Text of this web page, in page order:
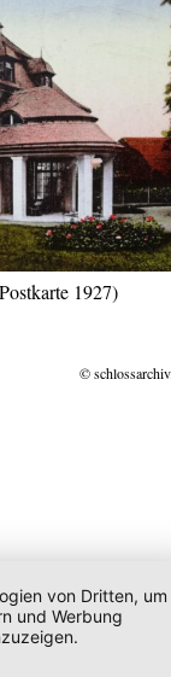
1927)
©
von Dritten, um
und Werbung